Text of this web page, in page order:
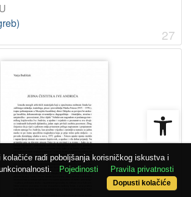
27
radi poboljšanja korisničkog iskustva i
Pojedinosti Pravila privatnosti
Dopusti kolačiće